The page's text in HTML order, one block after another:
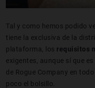
Tal y como hemos podido
tiene la exclusiva de la
plataforma, los requisitos
exigentes, aunque sí que
de Rogue Company en
poco el bolsillo.